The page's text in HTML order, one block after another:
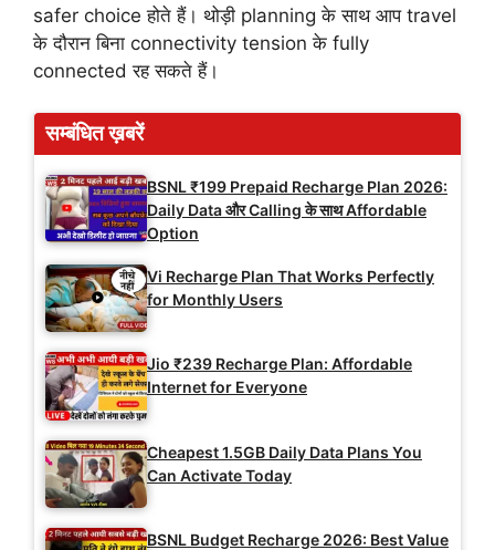
safer choice होते हैं। थोड़ी planning के साथ आप travel
के दौरान बिना connectivity tension के fully
connected रह सकते हैं।
सम्बंधित ख़बरें
BSNL ₹199 Prepaid Recharge Plan 2026:
Daily Data और Calling के साथ Affordable
Option
Vi Recharge Plan That Works Perfectly
for Monthly Users
Jio ₹239 Recharge Plan: Affordable
Internet for Everyone
Cheapest 1.5GB Daily Data Plans You
Can Activate Today
BSNL Budget Recharge 2026: Best Value